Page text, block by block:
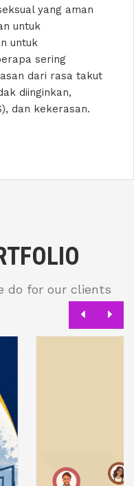
yang aman
untuk
untuk
sering
dari rasa takut
diinginkan,
dan kekerasan.
do for our clients